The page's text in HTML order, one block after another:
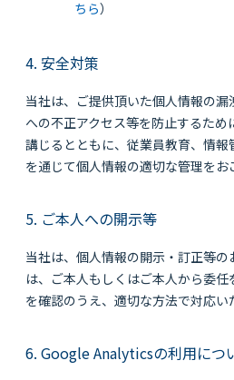
ちら）
4. 安全対策
当社は、ご提供頂いた個人情報の
への不正アクセス等を防止するた
講じるとともに、従業員教育、情
を通じて個人情報の適切な管理をお
5. ご本人への開示等
当社は、個人情報の開示・訂正等
は、ご本人もしくはご本人から委
を確認のうえ、適切な方法で対応い
6. Google Analyticsの利用につ